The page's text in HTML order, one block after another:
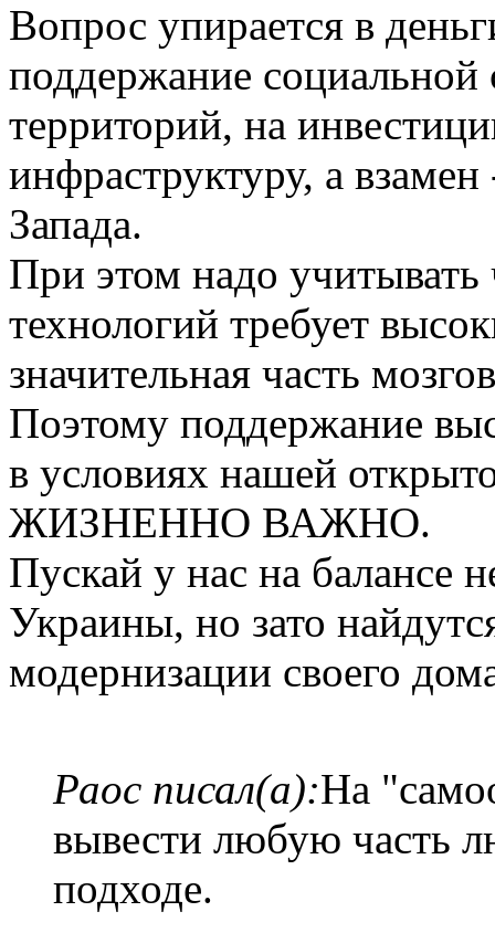
Вопрос упирается в
поддержание
территорий, на
инфраструктуру, а
Запада.
При этом надо учитывать
технологий требует
значительная часть
Поэтому поддержание
в условиях нашей
ЖИЗНЕННО ВАЖНО.
Пускай у нас на балансе
Украины, но зато
модернизации своего
Раос писал(а):На
вывести любую часть
подходе.